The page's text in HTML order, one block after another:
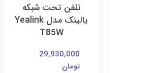
تلفن تحت شبکه
یالینک مدل Yealink
T85W
29,930,000
تومان